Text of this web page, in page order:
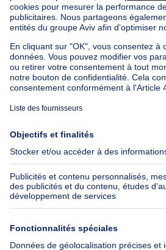
Maison à vendre avec 3
Appartement à louer avec
Maison à louer avec 3
Appartement à louer avec 3
À propos
Immoweb
Presse
Emplois
Groupe Axel Springer
SeLoger.com
Immowelt.de
Outils
Aide